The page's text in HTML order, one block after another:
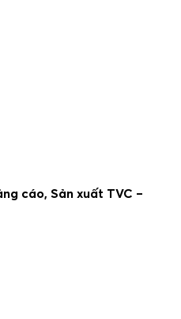
cáo, Sản xuất TVC –